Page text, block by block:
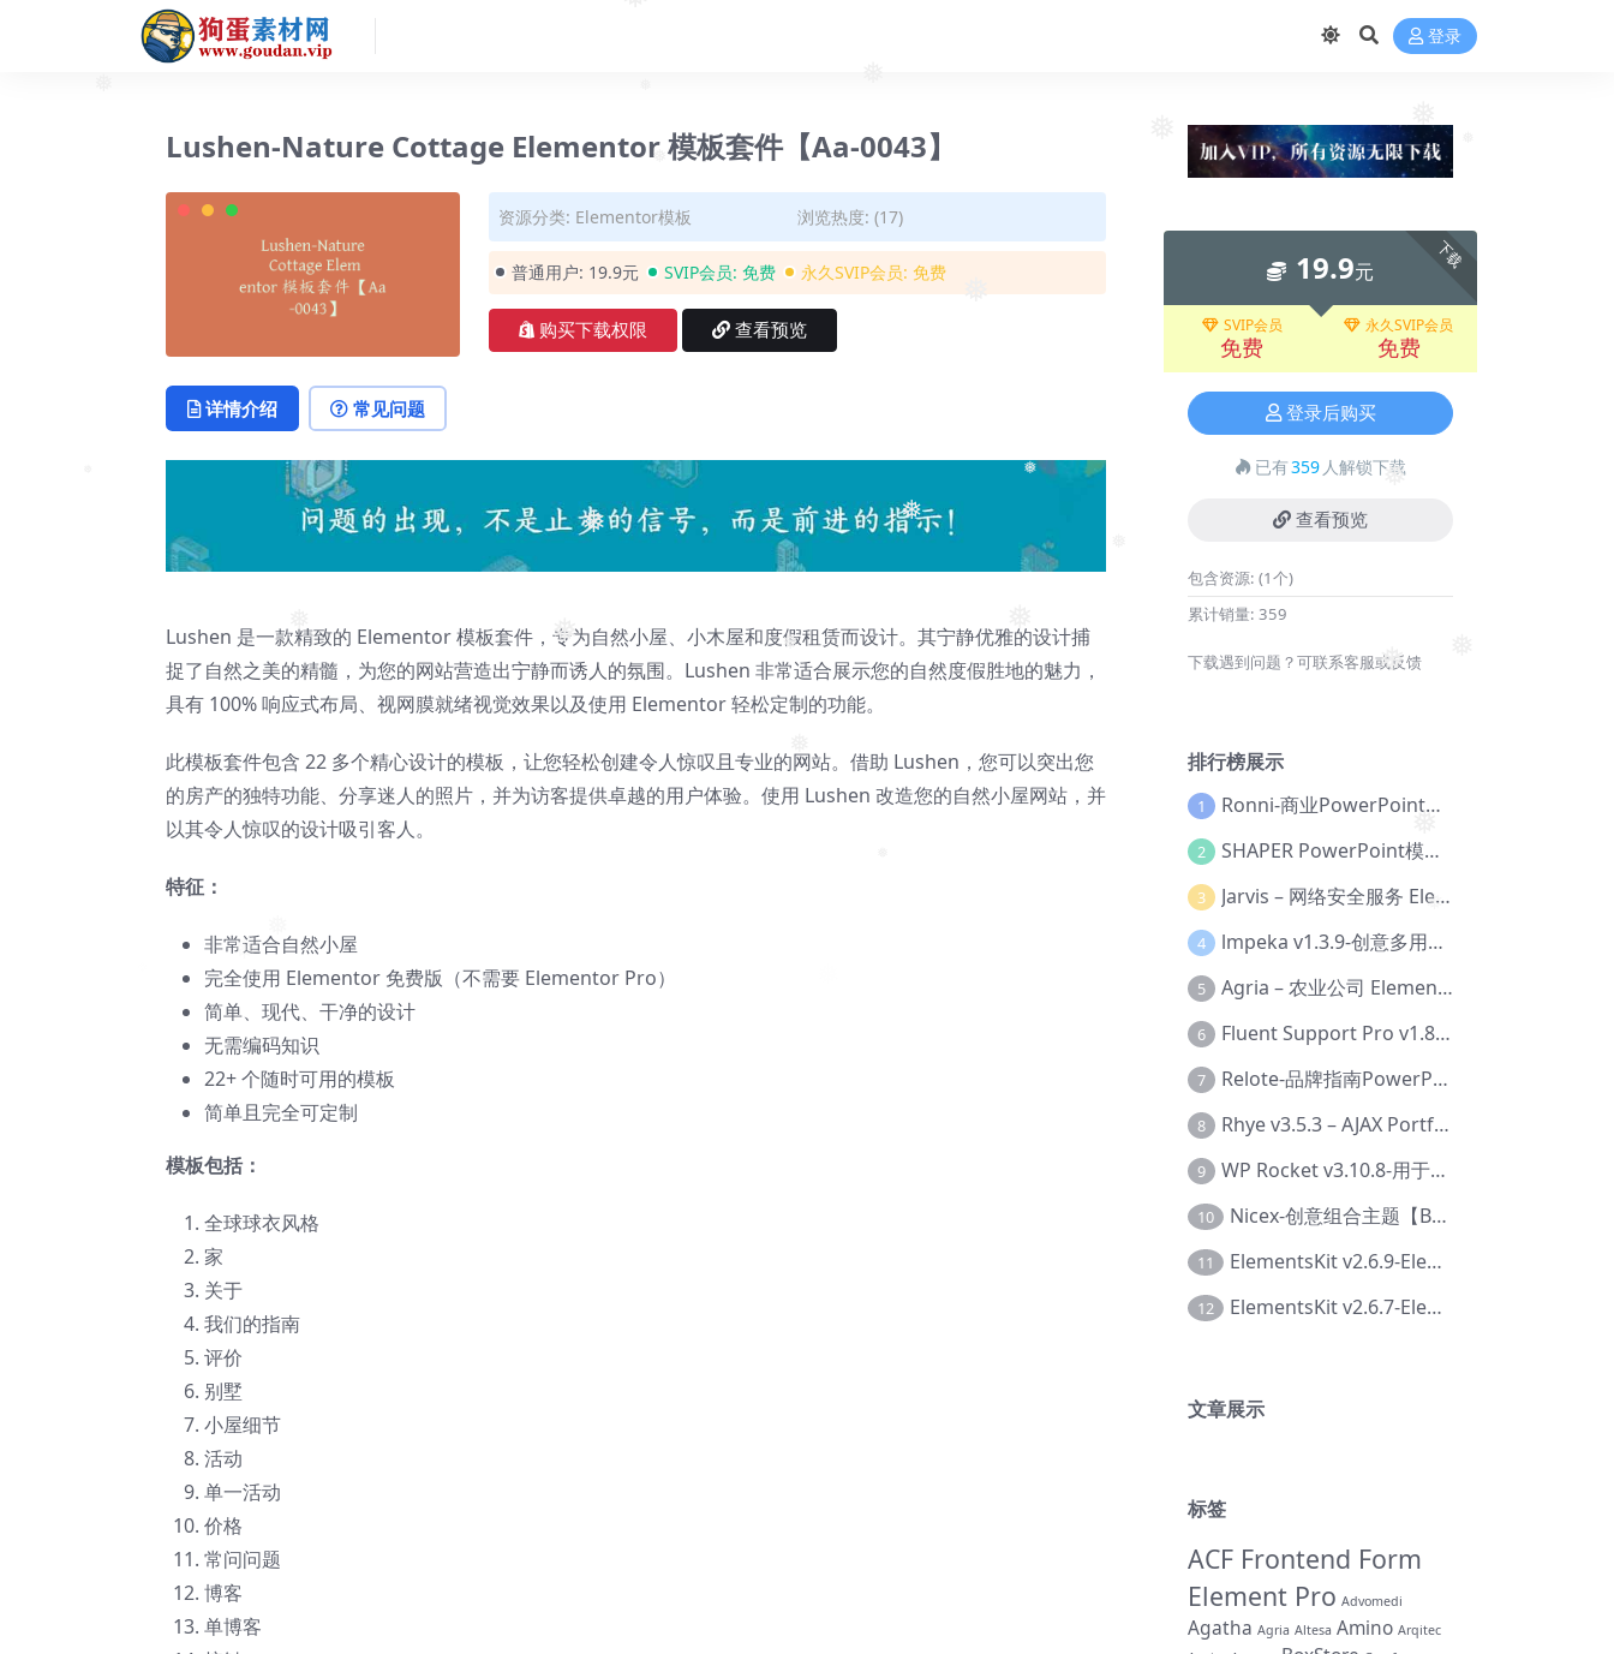
❅
❅
❅
❅
❅
❅
❅
❅
❅
❅
❅
❅ ❅
❅
❅ 登录
Lushen-Nature Cottage Elementor 模板套件【Aa-0043】
资源分类: Elementor模板 浏览热度: (17)
普通用户: 19.9元 SVIP会员: 免费 永久SVIP会员: 免费
购买下载权限 查看预览
详情介绍 常见问题
Lushen 是一款精致的 Elementor 模板套件，专为自然小屋、小木屋和度假租赁而设计。其宁静优雅的设计捕
捉了自然之美的精髓，为您的网站营造出宁静而诱人的氛围。Lushen 非常适合展示您的自然度假胜地的魅力，
具有 100% 响应式布局、视网膜就绪视觉效果以及使用 Elementor 轻松定制的功能。
此模板套件包含 22 多个精心设计的模板，让您轻松创建令人惊叹且专业的网站。借助 Lushen，您可以突出您
的房产的独特功能、分享迷人的照片，并为访客提供卓越的用户体验。使用 Lushen 改造您的自然小屋网站，并
以其令人惊叹的设计吸引客人。
特征：
非常适合自然小屋
完全使用 Elementor 免费版（不需要 Elementor Pro）
简单、现代、干净的设计
无需编码知识
22+ 个随时可用的模板
简单且完全可定制
模板包括：
全球球衣风格
家
关于
我们的指南
评价
别墅
小屋细节
活动
单一活动
价格
常问问题
博客
单博客
下载
19.9元
SVIP会员
免费
永久SVIP会员
免费
登录后购买
已有359 人解锁下载
查看预览
包含资源: (1个)
累计销量: 359
下载遇到问题？可联系客服或反馈
排行榜展示
1 Ronni-商业PowerPoint模板【Dc-0077】
2 SHAPER PowerPoint模板【Dc-0184】
3 Jarvis – 网络安全服务 Elementor 模板套件【Aa-0035】
4 lmpeka v1.3.9-创意多用途 WordPress 主题【Be-0064】
5 Agria – 农业公司 Elementor Pro 模板套件【Aa-0003】
6 Fluent Support Pro v1.8.1 – WordPress 支持票务系统【Cc-0041】
7 Relote-品牌指南PowerPoint模板【Dc-0076】
8 Rhye v3.5.3 – AJAX Portfolio WordPress 主题【Bi-0049】
9 WP Rocket v3.10.8-用于wordpress速度优化的缓存加速插件【Cd-0019】
10 Nicex-创意组合主题【Be-0092】
11 ElementsKit v2.6.9-Elementor插件【Ab-0161】
12 ElementsKit v2.6.7-Elementor插件【Ab-0162】
文章展示
标签
ACF Frontend Form
Element Pro Advomedi
Agatha Agria Altesa Amino Arqitec